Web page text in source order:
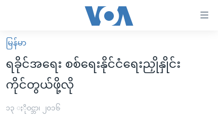
လွယ်ကူ
စေ
သည့်
Link
များ
မူလစာမျက်နှာ
မြန်မာ
ကမ္ဘာ့သတင်းများ
နိုင်ငံတကာ
ဗွီဒီယို
မြန်မာ
ရခိုင်အရေး စစ်ရေးနိုင်ငံရေးညှိုနှိုင်း
ကိုင်တွယ်ဖို့လို
၁၃ ႏိုဝင္ဘာ၊ ၂၀၁၆